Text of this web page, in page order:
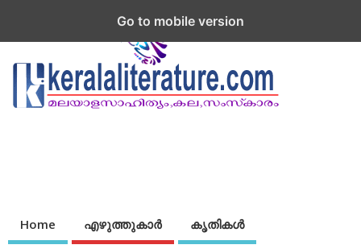
Home എഴുത്തുകാര്‍ കൃതികൾ
Go to mobile version